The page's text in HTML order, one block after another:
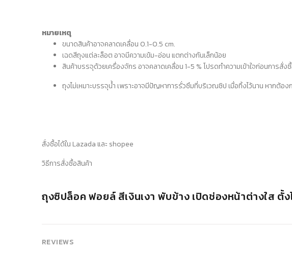
หมายเหตุ
ขนาดสินค้าอาจคลาดเคลื่อน 0.1-0.5 cm.
เฉดสีถุงแต่ละล็อต อาจมีความเข้ม-อ่อน แตกต่างกันเล็กน้อย
สินค้าบรรจุด้วยเครื่องจักร อาจคลาดเคลื่อน1-5 %โปรดทำความเข้าใจก่อนการสั่ง
ถุงไม่เหมาะบรรจุน้ำ เพราะอาจมีปัญหาการรั่วซึมที่บริเวณซิป เมื่อทิ้งไว้นาน หากต้อง
สั่งซื้อได้ใน Lazada และ shopee
วิธีการสั่งซื้อสินค้า
ถุงซิปล็อค ฟอยล์ สีเงินเงา พับข้าง เปิดช่องหน้าต่างใส ตั้
REVIEWS